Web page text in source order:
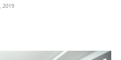
2019